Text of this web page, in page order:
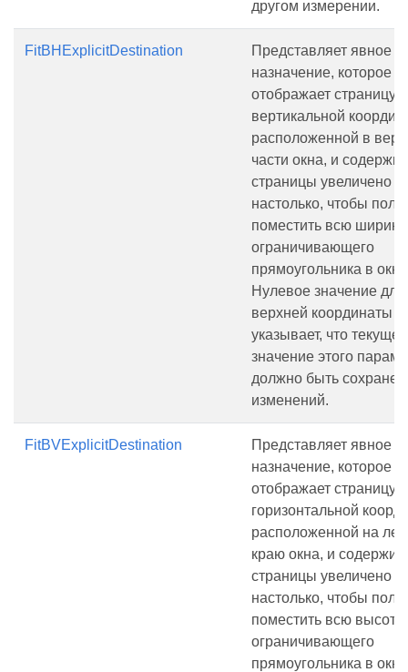
другом измерении.
FitBHExplicitDestination
Представляет явное
назначение, которое
отображает страницу с
вертикальной
расположенной в
части окна, и
страницы увеличено
настолько, чтобы
поместить всю ширину
ограничивающего
прямоугольника в
Нулевое значение для
верхней координаты
указывает, что текущее
значение этого
должно быть
изменений.
FitBVExplicitDestination
Представляет явное
назначение, которое
отображает страницу с
горизонтальной
расположенной на
краю окна, и
страницы увеличено
настолько, чтобы
поместить всю высоту
ограничивающего
прямоугольника в